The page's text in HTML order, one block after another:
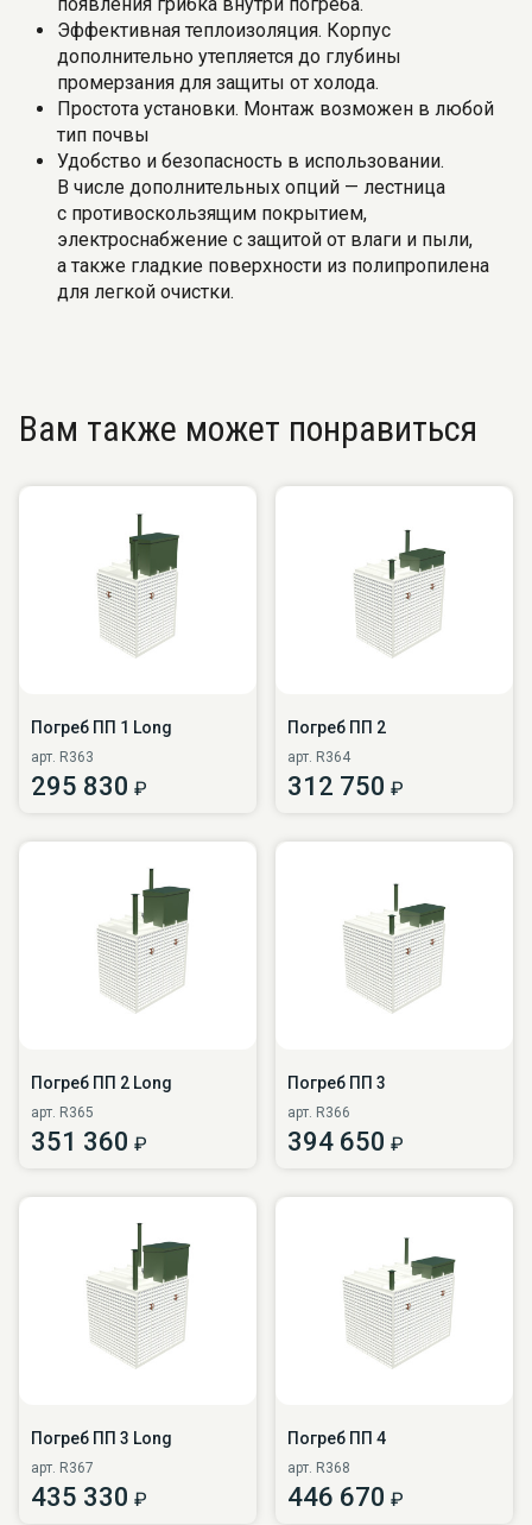
Эффективная теплоизоляция. Корпус
дополнительно утепляется до глубины
промерзания для защиты от холода.
Простота установки. Монтаж возможен в любой
тип почвы
Удобство и безопасность в использовании.
В числе дополнительных опций — лестница
с противоскользящим покрытием,
электроснабжение с защитой от влаги и пыли,
а также гладкие поверхности из полипропилена
для легкой очистки.
Вам также может понравиться
Погреб ПП 1 Long
арт. R363
295 830 ₽
Погреб ПП 2
арт. R364
312 750 ₽
Погреб ПП 2 Long
арт. R365
351 360 ₽
Погреб ПП 3
арт. R366
394 650 ₽
Погреб ПП 3 Long
арт. R367
435 330 ₽
Погреб ПП 4
арт. R368
446 670 ₽